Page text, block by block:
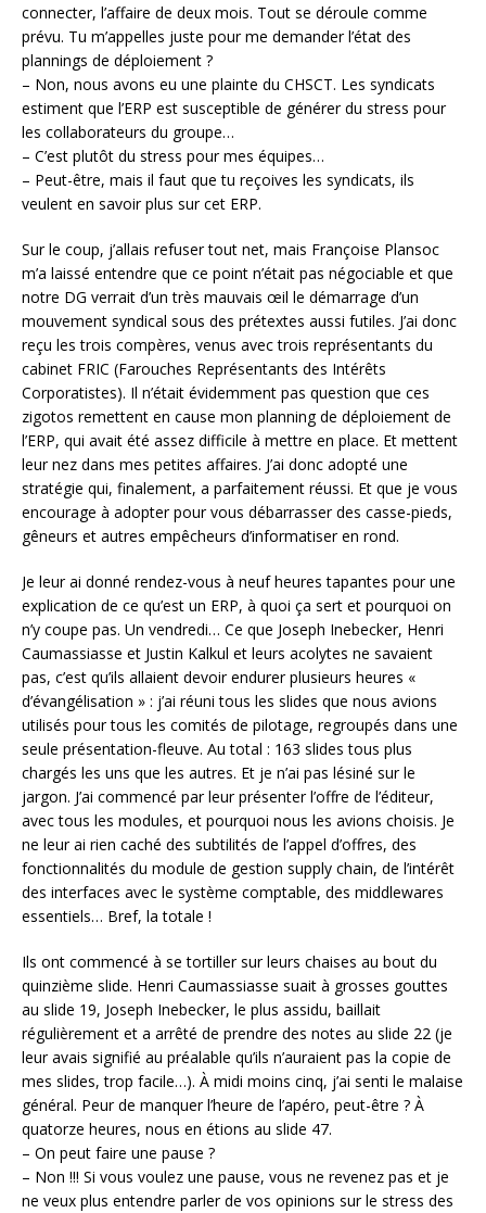
connecter, l’affaire de deux mois. Tout se déroule comme
prévu. Tu m’appelles juste pour me demander l’état des
plannings de déploiement ?
– Non, nous avons eu une plainte du CHSCT. Les syndicats
estiment que l’ERP est susceptible de générer du stress pour
les collaborateurs du groupe…
– C’est plutôt du stress pour mes équipes…
– Peut-être, mais il faut que tu reçoives les syndicats, ils
veulent en savoir plus sur cet ERP.
Sur le coup, j’allais refuser tout net, mais Françoise Plansoc
m’a laissé entendre que ce point n’était pas négociable et que
notre DG verrait d’un très mauvais œil le démarrage d’un
mouvement syndical sous des prétextes aussi futiles. J’ai donc
reçu les trois compères, venus avec trois représentants du
cabinet FRIC (Farouches Représentants des Intérêts
Corporatistes). Il n’était évidemment pas question que ces
zigotos remettent en cause mon planning de déploiement de
l’ERP, qui avait été assez difficile à mettre en place. Et mettent
leur nez dans mes petites affaires. J’ai donc adopté une
stratégie qui, finalement, a parfaitement réussi. Et que je vous
encourage à adopter pour vous débarrasser des casse-pieds,
gêneurs et autres empêcheurs d’informatiser en rond.
Je leur ai donné rendez-vous à neuf heures tapantes pour une
explication de ce qu’est un ERP, à quoi ça sert et pourquoi on
n’y coupe pas. Un vendredi… Ce que Joseph Inebecker, Henri
Caumassiasse et Justin Kalkul et leurs acolytes ne savaient
pas, c’est qu’ils allaient devoir endurer plusieurs heures «
d’évangélisation » : j’ai réuni tous les slides que nous avions
utilisés pour tous les comités de pilotage, regroupés dans une
seule présentation-fleuve. Au total : 163 slides tous plus
chargés les uns que les autres. Et je n’ai pas lésiné sur le
jargon. J’ai commencé par leur présenter l’offre de l’éditeur,
avec tous les modules, et pourquoi nous les avions choisis. Je
ne leur ai rien caché des subtilités de l’appel d’offres, des
fonctionnalités du module de gestion supply chain, de l’intérêt
des interfaces avec le système comptable, des middlewares
essentiels… Bref, la totale !
Ils ont commencé à se tortiller sur leurs chaises au bout du
quinzième slide. Henri Caumassiasse suait à grosses gouttes
au slide 19, Joseph Inebecker, le plus assidu, baillait
régulièrement et a arrêté de prendre des notes au slide 22 (je
leur avais signifié au préalable qu’ils n’auraient pas la copie de
mes slides, trop facile…). À midi moins cinq, j’ai senti le malaise
général. Peur de manquer l’heure de l’apéro, peut-être ? À
quatorze heures, nous en étions au slide 47.
– On peut faire une pause ?
– Non !!! Si vous voulez une pause, vous ne revenez pas et je
ne veux plus entendre parler de vos opinions sur le stress des